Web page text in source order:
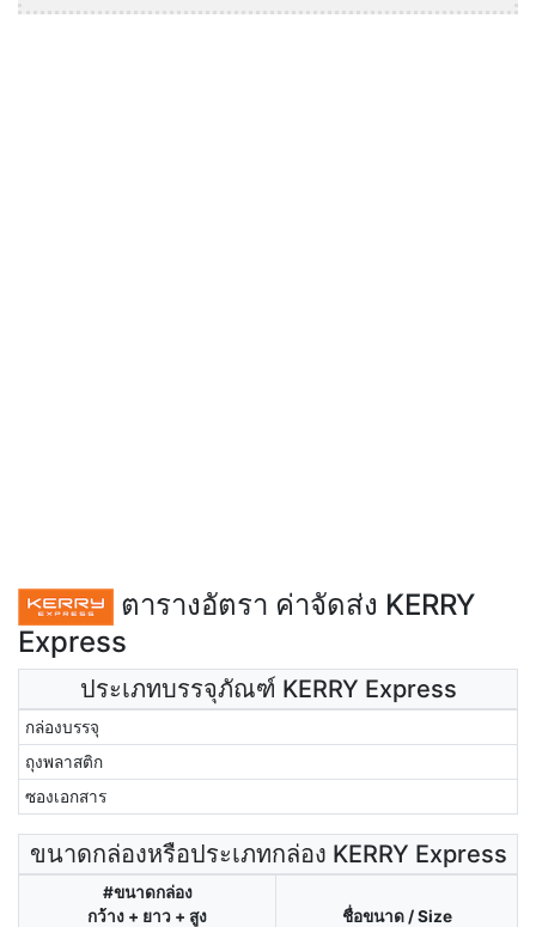
ตารางอัตรา ค่าจัดส่ง KERRY
Express
ประเภทบรรจุภัณฑ์ KERRY Express
กล่องบรรจุ
ถุงพลาสติก
ซองเอกสาร
ขนาดกล่องหรือประเภทกล่อง KERRY Express
#ขนาดกล่อง
กว้าง + ยาว + สูง
ชื่อขนาด / Size